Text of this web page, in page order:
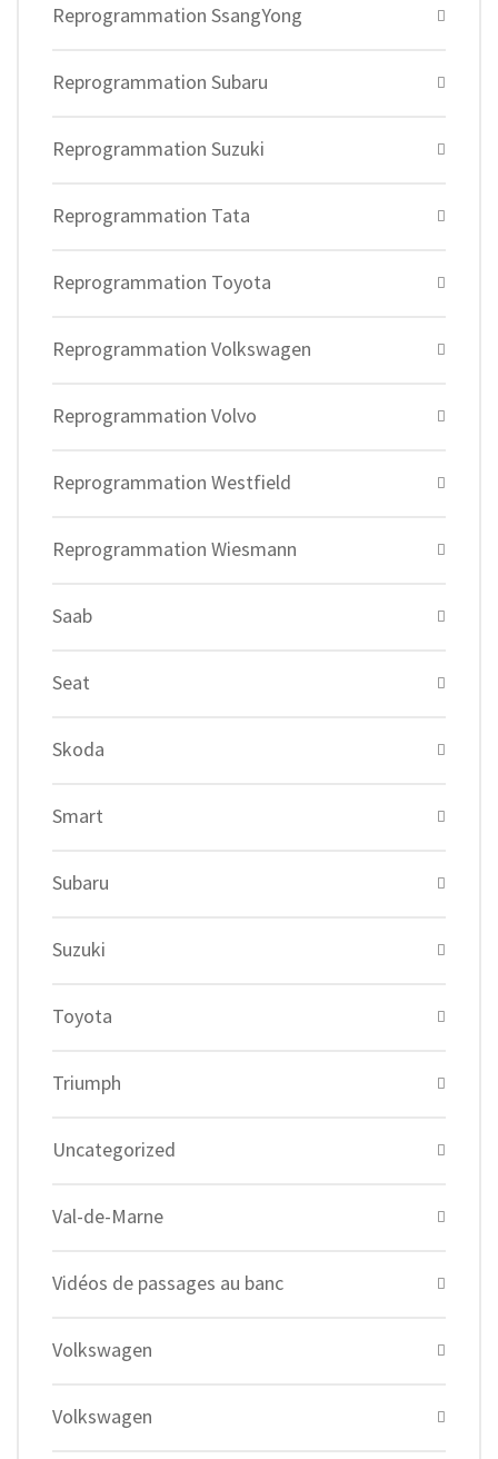
Reprogrammation SsangYong
Reprogrammation Subaru
Reprogrammation Suzuki
Reprogrammation Tata
Reprogrammation Toyota
Reprogrammation Volkswagen
Reprogrammation Volvo
Reprogrammation Westfield
Reprogrammation Wiesmann
Saab
Seat
Skoda
Smart
Subaru
Suzuki
Toyota
Triumph
Uncategorized
Val-de-Marne
Vidéos de passages au banc
Volkswagen
Volkswagen